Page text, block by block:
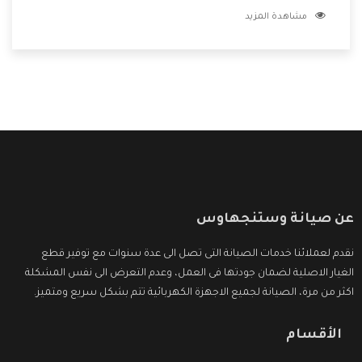
المنتجات وتقدم للعملاء أقوى العروض والخصومات التى تسهل
مشاهدة المزيد
عن صيانة وستنجهاوس
نقدم لعملائنا خدمات الصيانة التى تصل الى عدة سنوات مع توفير قطع
الغيار الاصلية لضمان جودتها فى العمل، وعدم التعرض الى نفس المشكلة
اكثر من مرة، الصيانة لجميع الاجهزة الكهربائية تتم بشكل سريع ومتميز.
الأقسام